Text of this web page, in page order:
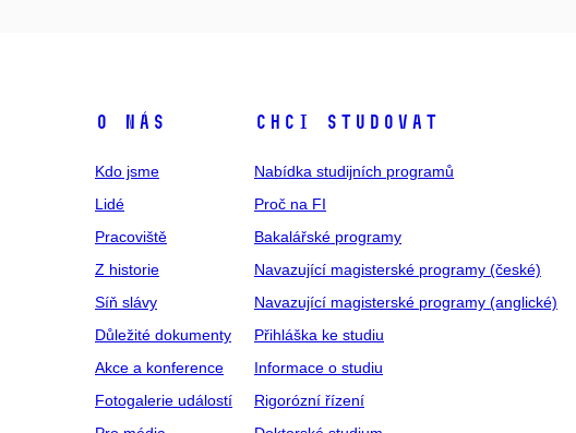
O NÁS
Kdo jsme
Lidé
Pracoviště
Z historie
Síň slávy
Důležité dokumenty
Akce a konference
Fotogalerie událostí
CHCI STUDOVAT
Nabídka studijních programů
Proč na FI
Bakalářské programy
Navazující magisterské programy (české)
Navazující magisterské programy (anglické)
Přihláška ke studiu
Informace o studiu
Rigorózní řízení